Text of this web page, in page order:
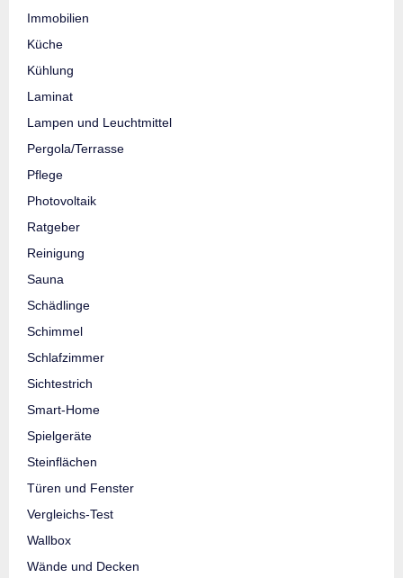
Immobilien
Küche
Kühlung
Laminat
Lampen und Leuchtmittel
Pergola/Terrasse
Pflege
Photovoltaik
Ratgeber
Reinigung
Sauna
Schädlinge
Schimmel
Schlafzimmer
Sichtestrich
Smart-Home
Spielgeräte
Steinflächen
Türen und Fenster
Vergleichs-Test
Wallbox
Wände und Decken